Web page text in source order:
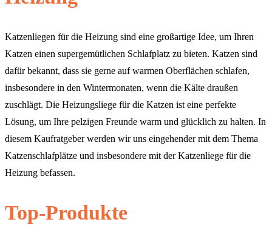
Katzenliegen für die Heizung sind eine großartige Idee, um Ihren
Katzen einen supergemütlichen Schlafplatz zu bieten. Katzen sind
dafür bekannt, dass sie gerne auf warmen Oberflächen schlafen,
insbesondere in den Wintermonaten, wenn die Kälte draußen
zuschlägt. Die Heizungsliege für die Katzen ist eine perfekte
Lösung, um Ihre pelzigen Freunde warm und glücklich zu halten. In
diesem Kaufratgeber werden wir uns eingehender mit dem Thema
Katzenschlafplätze und insbesondere mit der Katzenliege für die
Heizung befassen.
Top-Produkte